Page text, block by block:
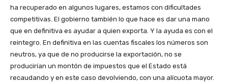
ha recuperado en algunos lugares, estamos con dificultades
competitivas. El gobierno también lo que hace es dar una mano
que en definitiva es ayudar a quien exporta. Y la ayuda es con el
reintegro. En definitiva en las cuentas fiscales los números son
neutros, ya que de no producirse la exportación, no se
producirían un montón de impuestos que el Estado está
recaudando y en este caso devolviendo, con una alícuota mayor.